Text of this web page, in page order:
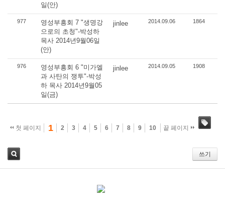
일(안)
977
영성부흥회 7 "생명강
으로의 초청"-박성하
목사 2014년9월06일
(안)
jinlee 2014.09.06 1864
976
영성부흥회 6 "미가엘
과 사탄의 쟁투"-박성
하 목사 2014년9월05
일(금)
jinlee 2014.09.05 1908
첫 페이지 1 2 3 4 5 6 7 8 9 10 끝 페이지
쓰기